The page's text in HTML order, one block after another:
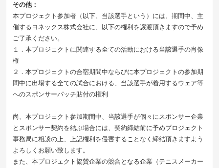
その他：
本プロジェクト参加者（以下、当該選手という）には、期間中、主
催するヨネックス株式会社に、以下の権利を譲渡頂きますので予め
ご了承ください。
１．本プロジェクトに関連する全ての活動における当該選手の肖像
権
２．本プロジェクトの合宿期間中ならびに本プロジェクトの参加期
間中に出場する全ての試合における、当該選手が着用するウェア等
へのスポンサーパッチ貼付の権利
尚、本プロジェクト参加期間中、当該選手が個々にスポンサー企業
とスポンサー契約を結ぶ場合には、契約締結前に予めプロジェクト
事務局に相談の上、上記権利を侵害することなく締結頂きますよう
よろしくお願い致します。
また、本プロジェクト協賛企業の競合となる企業（テニスメーカー